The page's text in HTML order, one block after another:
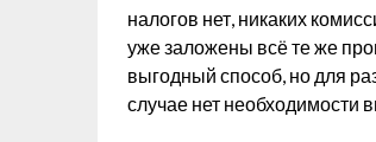
налогов нет, никаких
уже заложены всё те же
выгодный способ, но для
случае нет необходимости